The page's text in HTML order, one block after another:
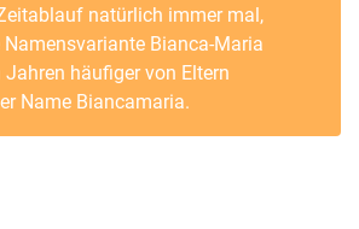
natürlich immer mal,
Bianca-Maria
Jahren häufiger von Eltern
Name Biancamaria.